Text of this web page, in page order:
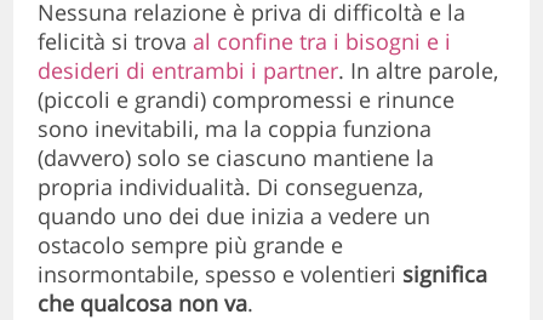
Nessuna relazione è priva di difficoltà e la
felicità si trova al confine tra i bisogni e i
desideri di entrambi i partner. In altre parole,
(piccoli e grandi) compromessi e rinunce
sono inevitabili, ma la coppia funziona
(davvero) solo se ciascuno mantiene la
propria individualità. Di conseguenza,
quando uno dei due inizia a vedere un
ostacolo sempre più grande e
insormontabile, spesso e volentieri significa
che qualcosa non va.